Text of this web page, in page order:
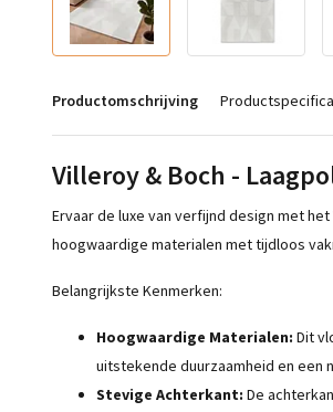
Productomschrijving
Villeroy & Boch -
Ervaar de luxe van verfijnd design met
hoogwaardige materialen met tijdloos
Belangrijkste Kenmerken:
Hoogwaardige Materialen: Dit
uitstekende duurzaamheid en een
Stevige Achterkant: De